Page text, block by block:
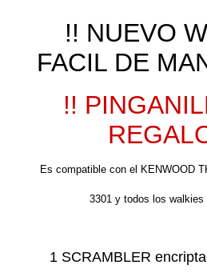
!! NUEVO
FACIL DE
!!
Es compatible con el KENWOOD
3301 y todos los walkies
1 SCRAMBLER